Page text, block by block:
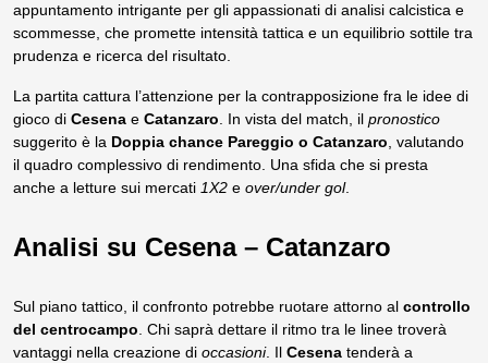
appuntamento intrigante per gli appassionati di analisi calcistica e
scommesse, che promette intensità tattica e un equilibrio sottile tra
prudenza e ricerca del risultato.
La partita cattura l’attenzione per la contrapposizione fra le idee di
gioco di Cesena e Catanzaro. In vista del match, il pronostico
suggerito è la Doppia chance Pareggio o Catanzaro, valutando
il quadro complessivo di rendimento. Una sfida che si presta
anche a letture sui mercati 1X2 e over/under gol.
Analisi su Cesena – Catanzaro
Sul piano tattico, il confronto potrebbe ruotare attorno al controllo
del centrocampo. Chi saprà dettare il ritmo tra le linee troverà
vantaggi nella creazione di occasioni. Il Cesena tenderà a